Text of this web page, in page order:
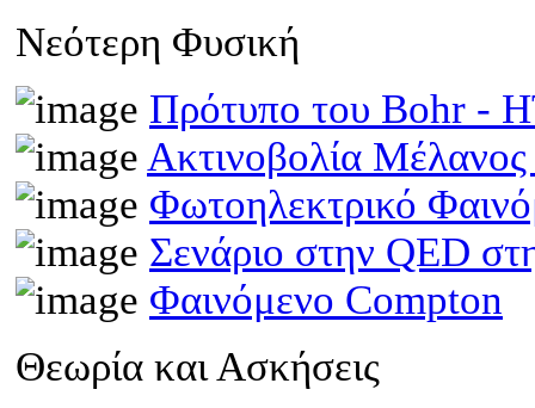
Νεότερη Φυσική
Πρότυπο του Bohr -
Ακτινοβολία
Φωτοηλεκτρικό
Σενάριο στην QED
Φαινόμενο Compton
Θεωρία και Ασκήσεις